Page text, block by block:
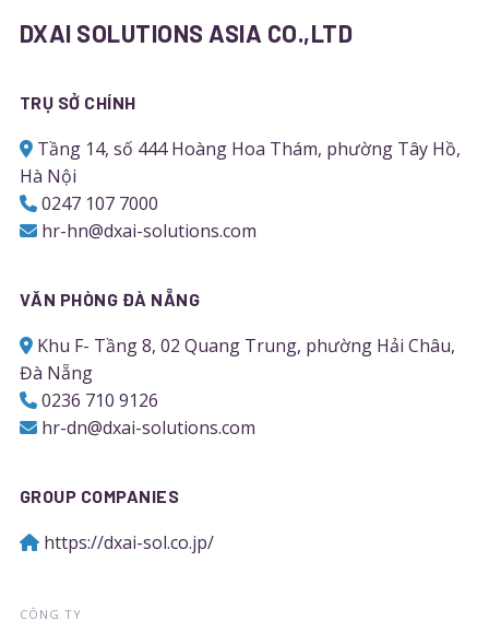
DXAI SOLUTIONS ASIA CO.,LTD
TRỤ SỞ CHÍNH
Tầng 14, số 444 Hoàng Hoa Thám, phường Tây Hồ,
Hà Nội
0247 107 7000
hr-hn@dxai-solutions.com
VĂN PHÒNG ĐÀ NẴNG
Khu F- Tầng 8, 02 Quang Trung, phường Hải Châu,
Đà Nẵng
0236 710 9126
hr-dn@dxai-solutions.com
GROUP COMPANIES
https://dxai-sol.co.jp/
CÔNG TY